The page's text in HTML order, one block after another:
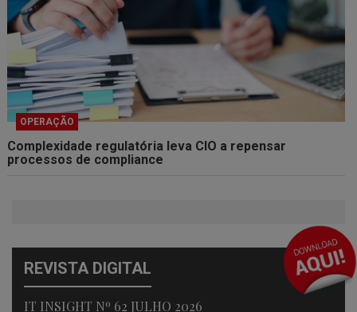
OPERAÇÃO
Complexidade regulatória leva CIO a repensar
processos de compliance
REVISTA DIGITAL
IT INSIGHT Nº 62 JULHO 2026